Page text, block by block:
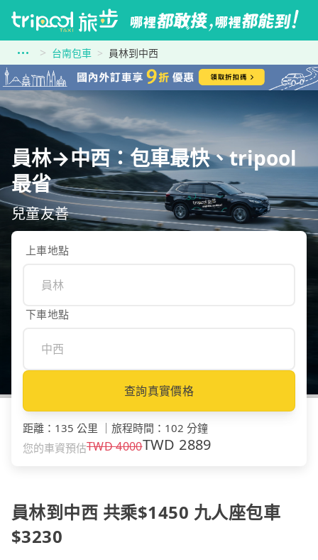
台南包車 員林到中西
員林→中西：包車最快、tripool
最省
兒童友善
上車地點
下車地點
查詢真實價格
距離 ： 135 公里 旅程時間 ： 102 分鐘
您的車資預估TWD4000TWD 2889
員林到中西 共乘$1450 九人座包車
$3230